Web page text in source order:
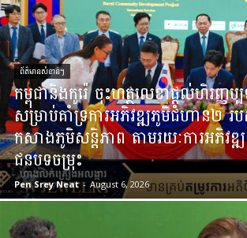
ព័ត៌មានសំខាន់ៗ
កម្ពុជានិងកូរ៉េ ចុះហត្ថលេខា​​ផ្តល់ហិរញ្
សម្រាប់​​គាំទ្រ​​ការ​អភិវឌ្ឍភូមិ​ជំហាន​២ រ
កសាង​ភូមិសន្តិភាព ​​តាមរយៈការ​អភិវ
ជនបទចម្រុះ​
Pen Srey Neat - August 6, 2026